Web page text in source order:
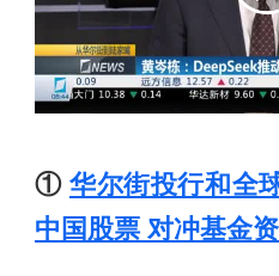
① 华尔街投行和全
中国股票 对冲基金